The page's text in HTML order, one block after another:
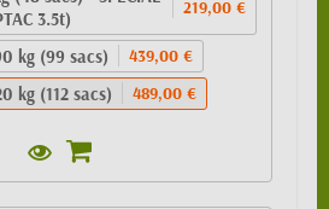
3.5t)
219,00 €
kg (99 sacs) 439,00 €
kg (112 sacs) 489,00 €